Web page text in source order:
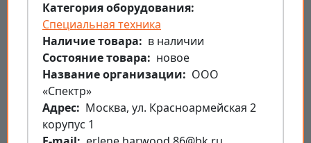
Категория оборудования
Специальная техника
Наличие товара
в наличии
Состояние товара
новое
Название организации
ООО
«Спектр»
Aдрес
Москва, ул. Красноармейская 2
корупус 1